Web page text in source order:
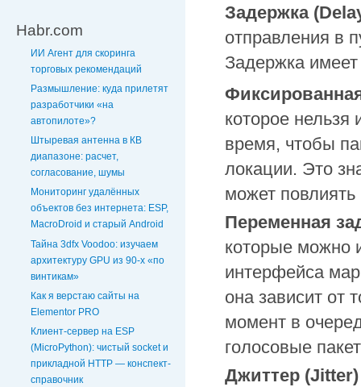
Habr.com
ИИ Агент для скоринга
торговых рекомендаций
Размышление: куда прилетят
разработчики «на
автопилоте»?
Штыревая антенна в КВ
диапазоне: расчет,
согласование, шумы
Мониторинг удалённых
объектов без интернета: ESP,
MacroDroid и старый Android
Тайна 3dfx Voodoo: изучаем
архитектуру GPU из 90-х «по
винтикам»
Как я верстаю сайты на
Elementor PRO
Клиент-сервер на ESP
(MicroPython): чистый socket и
прикладной HTTP — конспект-
справочник
Задержка
отправления в
Задержка
которое нельзя
время, чтобы
локации. Это
может повлиять
Переменная
которые можно
интерфейса
она зависит от
момент в
голосовые
Джиттер